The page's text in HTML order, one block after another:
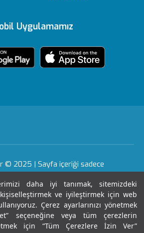
daha iyi tanımak, sitemizdeki
ve iyileştirmek için web
Çerez ayarlarınızı yönetmek
seçeneğine veya tüm çerezlerin
için “Tüm Çerezlere İzin Ver”
Tedavileri
e-Sonuc
Sizi Dinliyoruz
Evde Bakım
Gebelik Okulu
içerik Güncelleme
Anlaşmalı Kurumlar
Kariyer
Uygulamamız
© 2025 | Sayfa içeriği sadece
Tanı ve tedavi için mutlaka
Tarihi : 07.08.2026 15:11:52